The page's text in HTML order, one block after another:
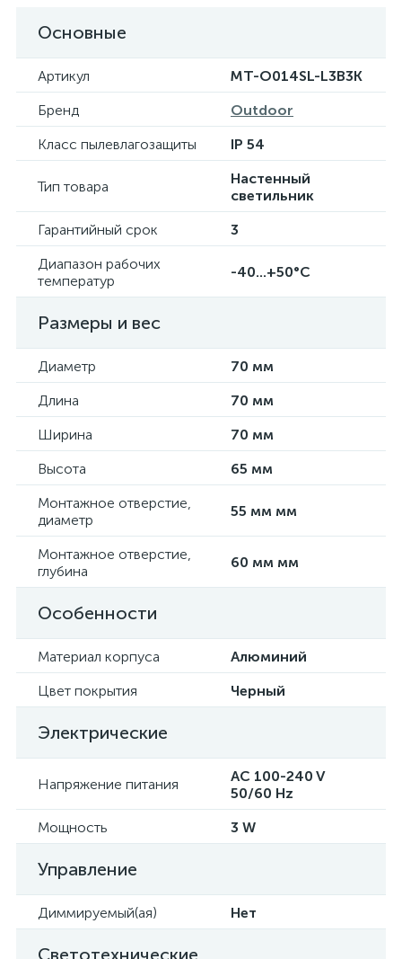
Основные
Артикул
MT-O014SL-L3B3K
Бренд
Outdoor
Класс пылевлагозащиты
IP 54
Тип товара
Настенный
светильник
Гарантийный срок
3
Диапазон рабочих
температур
-40...+50°C
Размеры и вес
Диаметр
70 мм
Длина
70 мм
Ширина
70 мм
Высота
65 мм
Монтажное отверстие,
диаметр
55 мм мм
Монтажное отверстие,
глубина
60 мм мм
Особенности
Материал корпуса
Алюминий
Цвет покрытия
Черный
Электрические
Напряжение питания
AC 100-240 V
50/60 Hz
Мощность
3 W
Управление
Диммируемый(ая) Нет
Светотехнические